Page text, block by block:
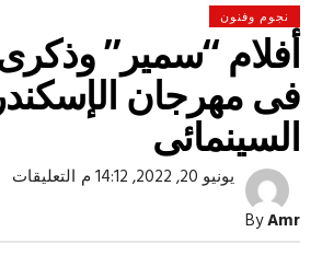
نجوم وفنون
أفلام “سمير”
فى مهرجان
السينمائى
ByAmr
يونيو 20, 2022, 14:12 م التعليقاتعلى